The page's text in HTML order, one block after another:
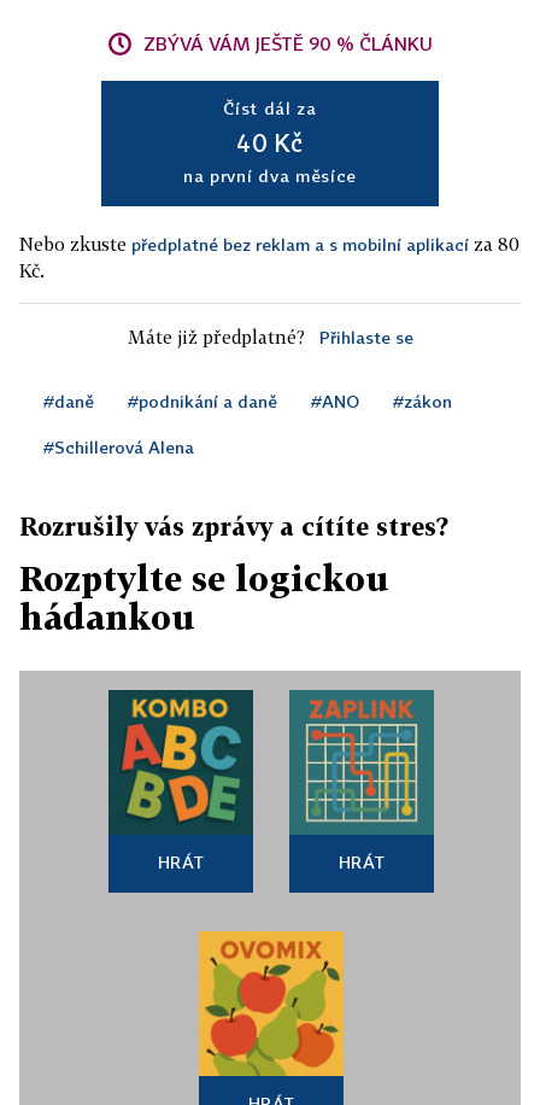
ZBÝVÁ VÁM JEŠTĚ 90 % ČLÁNKU
Číst dál za
40 Kč
na první dva měsíce
Nebo zkuste předplatné bez reklam a s mobilní aplikací za 80
Kč.
Máte již předplatné? Přihlaste se
#daně #podnikání a daně #ANO #zákon
#Schillerová Alena
Rozrušily vás zprávy a cítíte stres?
Rozptylte se logickou
hádankou
HRÁT HRÁT